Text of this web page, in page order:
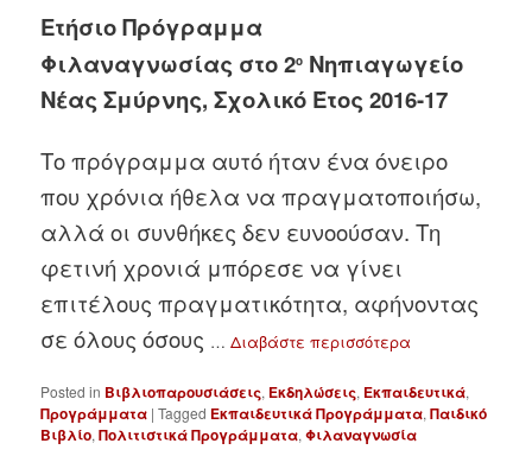
Ετήσιο Πρόγραμμα
Φιλαναγνωσίας στο 2ο Νηπιαγωγείο
Νέας Σμύρνης, Σχολικό Έτος 2016-17
Το πρόγραμμα αυτό ήταν ένα όνειρο
που χρόνια ήθελα να πραγματοποιήσω,
αλλά οι συνθήκες δεν ευνοούσαν. Τη
φετινή χρονιά μπόρεσε να γίνει
επιτέλους πραγματικότητα, αφήνοντας
σε όλους όσους …Διαβάστε περισσότερα
Posted in Βιβλιοπαρουσιάσεις, Εκδηλώσεις, Εκπαιδευτικά,
Προγράμματα |Tagged Εκπαιδευτικά Προγράμματα,Παιδικό
Βιβλίο,Πολιτιστικά Προγράμματα,Φιλαναγνωσία